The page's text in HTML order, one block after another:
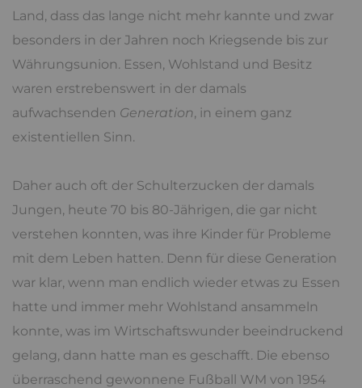
Land, dass das lange nicht mehr kannte und zwar
besonders in der Jahren noch Kriegsende bis zur
Währungsunion. Essen, Wohlstand und Besitz
waren erstrebenswert in der damals
aufwachsenden Generation, in einem ganz
existentiellen Sinn.
Daher auch oft der Schulterzucken der damals
Jungen, heute 70 bis 80-Jährigen, die gar nicht
verstehen konnten, was ihre Kinder für Probleme
mit dem Leben hatten. Denn für diese Generation
war klar, wenn man endlich wieder etwas zu Essen
hatte und immer mehr Wohlstand ansammeln
konnte, was im Wirtschaftswunder beeindruckend
gelang, dann hatte man es geschafft. Die ebenso
überraschend gewonnene Fußball WM von 1954